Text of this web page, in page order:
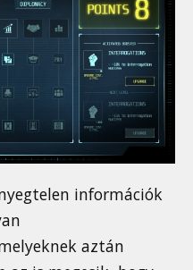
információk
aztán